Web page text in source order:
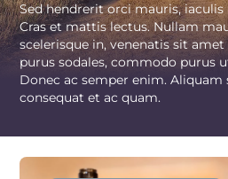
Sed hendrerit orci mauris,
Cras et mattis lectus. Nullam
scelerisque in, venenatis sit
purus sodales, commodo purus
Donec ac semper enim. Aliquam
consequat et ac quam.